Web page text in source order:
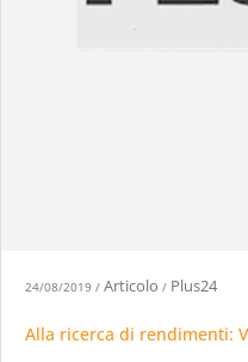
24/08/2019 / Articolo / Plus24
Alla ricerca di rendimenti: